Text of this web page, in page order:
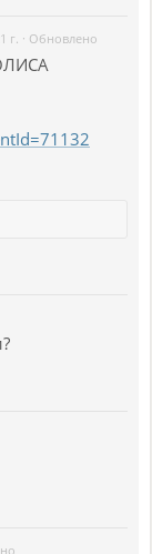
г. · Обновлено